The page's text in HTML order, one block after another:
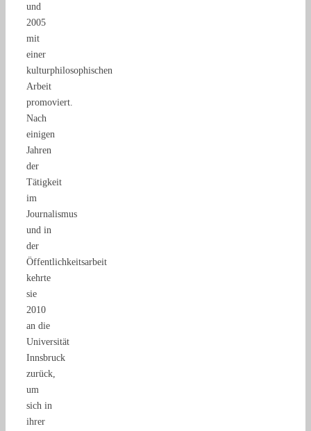
und
2005
mit
einer
kulturphilosophischen
Arbeit
promoviert.
Nach
einigen
Jahren
der
Tätigkeit
im
Journalismus
und in
der
Öffentlichkeitsarbeit
kehrte
sie
2010
an die
Universität
Innsbruck
zurück,
um
sich in
ihrer